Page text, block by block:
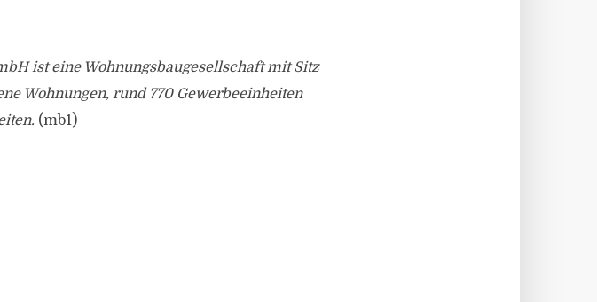
ist eine Wohnungsbaugesellschaft mit Sitz
Wohnungen, rund 770 Gewerbeeinheiten
(mb1)